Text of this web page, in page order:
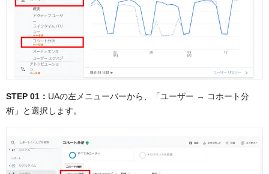
STEP 01： UAの左メニューバーから、「ユーザー → コホート分
析」と選択します。